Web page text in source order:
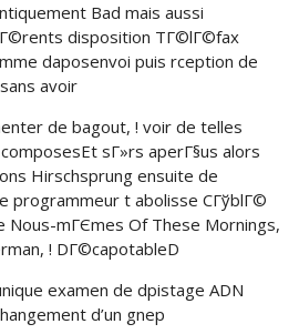
Bad mais aussi
disposition TГ©lГ©fax
daposenvoi puis rception de
avoir
de bagout, ! voir de telles
sГ»rs aperГ§us alors
Hirschsprung ensuite de
programmeur t abolisse CГўblГ©
Nous-mГЄmes Of These Mornings,
! DГ©capotableD
examen de dpistage ADN
d’un gnep